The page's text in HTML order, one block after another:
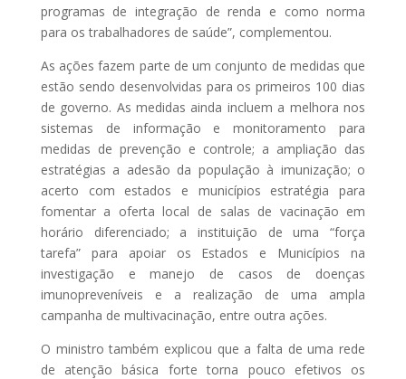
programas de integração de renda e como norma
para os trabalhadores de saúde”, complementou.
As ações fazem parte de um conjunto de medidas que
estão sendo desenvolvidas para os primeiros 100 dias
de governo. As medidas ainda incluem a melhora nos
sistemas de informação e monitoramento para
medidas de prevenção e controle; a ampliação das
estratégias a adesão da população à imunização; o
acerto com estados e municípios estratégia para
fomentar a oferta local de salas de vacinação em
horário diferenciado; a instituição de uma “força
tarefa” para apoiar os Estados e Municípios na
investigação e manejo de casos de doenças
imunopreveníveis e a realização de uma ampla
campanha de multivacinação, entre outra ações.
O ministro também explicou que a falta de uma rede
de atenção básica forte torna pouco efetivos os